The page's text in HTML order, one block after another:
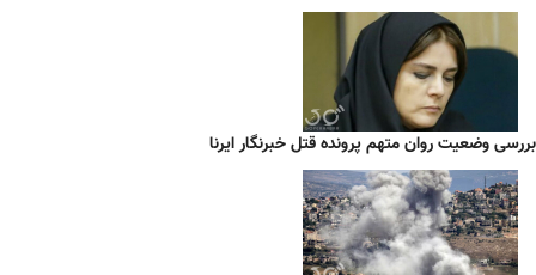
بررسی وضعیت روان متهم پرونده قتل خبرنگار ایرنا